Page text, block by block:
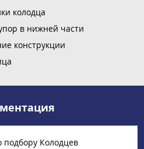
колодца
в нижней части
конструкции
Колодцев